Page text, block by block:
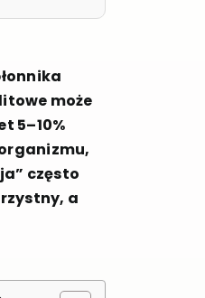
może
5–10%
często
a